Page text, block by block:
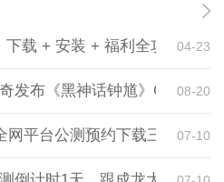
下载 + 安装 + 福利全攻略，一
04-23
发布《黑神话钟馗》CG！预
08-20
网平台公测预约下载三端同步
07-10